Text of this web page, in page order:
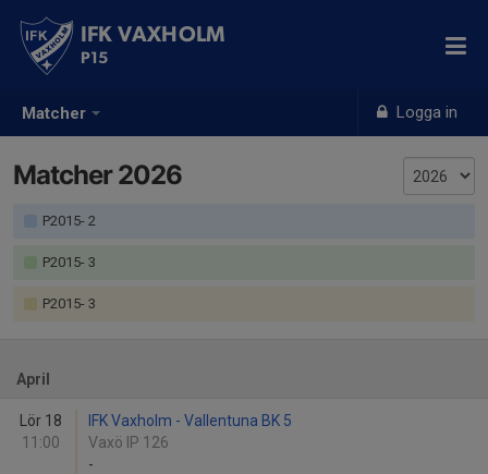
Matcher Logga in
IFK VAXHOLM
P15
Matcher 2026
P2015- 2
P2015- 3
P2015- 3
April
Lör 18
11:00
IFK Vaxholm - Vallentuna BK 5
Vaxö IP 126
-